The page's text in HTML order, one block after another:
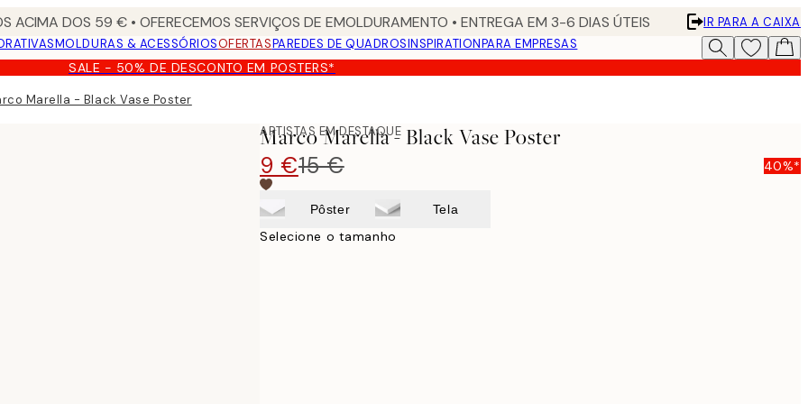
ACIMA DOS 59 € • OFERECEMOS SERVIÇOS DE EMOLDURAMENTO • ENTREGA EM 3-6 DIAS ÚTEIS
IR PARA A CAIXA
MOLDURAS & ACESSÓRIOSOFERTASPAREDES DE QUADROSINSPIRATIONPARA EMPRESAS
SALE - 50% DE DESCONTO EM POSTERS*
Marella - Black Vase Poster
ARTISTAS EM DESTAQUE
Marco Marella - Black Vase Poster
9 €15 € 40%*
Pôster Tela
Selecione o tamanho